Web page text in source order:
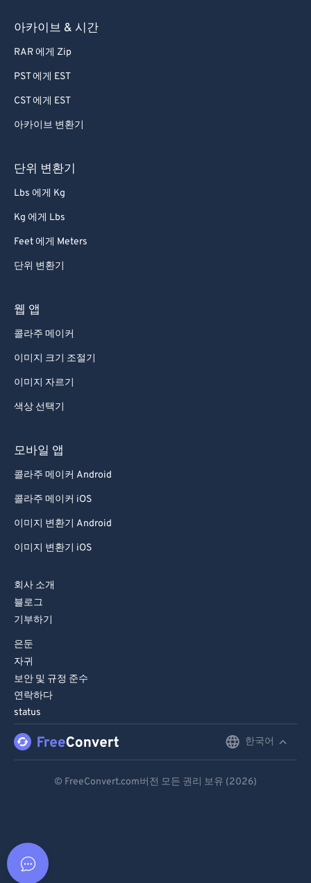
아카이브 & 시간
RAR 에게 Zip
PST 에게 EST
CST 에게 EST
아카이브 변환기
단위 변환기
Lbs 에게 Kg
Kg 에게 Lbs
Feet 에게 Meters
단위 변환기
웹 앱
콜라주 메이커
이미지 크기 조절기
이미지 자르기
색상 선택기
모바일 앱
콜라주 메이커 Android
콜라주 메이커 iOS
이미지 변환기 Android
이미지 변환기 iOS
회사 소개
블로그
기부하기
은둔
자귀
보안 및 규정 준수
연락하다
status
한국어
© FreeConvert.com버전 모든 권리 보유 (2026)